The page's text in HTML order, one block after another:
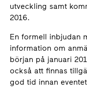
utveckling samt
2016.
En formell inbjudan
information om
början på januari
också att finnas
god tid innan